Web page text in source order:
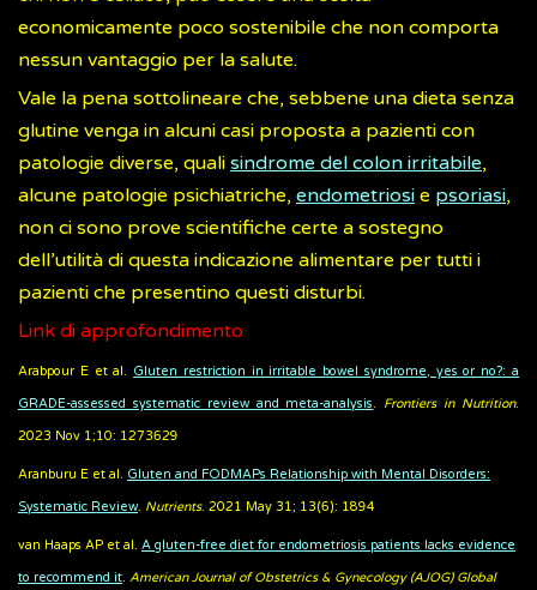
economicamente poco sostenibile che non comporta
nessun vantaggio per la salute.
Vale la pena sottolineare che, sebbene una dieta senza
glutine venga in alcuni casi proposta a pazienti con
patologie diverse, quali sindrome del colon irritabile,
alcune patologie psichiatriche, endometriosi e psoriasi,
non ci sono prove scientifiche certe a sostegno
dell’utilità di questa indicazione alimentare per tutti i
pazienti che presentino questi disturbi.
Link di approfondimento
Arabpour E et al. Gluten restriction in irritable bowel syndrome, yes or no?: a
GRADE-assessed systematic review and meta-analysis. Frontiers in Nutrition.
2023 Nov 1;10: 1273629
Aranburu E et al. Gluten and FODMAPs Relationship with Mental Disorders:
Systematic Review. Nutrients. 2021 May 31; 13(6): 1894
van Haaps AP et al. A gluten-free diet for endometriosis patients lacks evidence
to recommend it. American Journal of Obstetrics & Gynecology (AJOG) Global